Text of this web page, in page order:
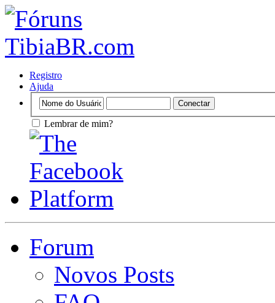
Registro
Ajuda
Lembrar de mim?
Forum
Novos Posts